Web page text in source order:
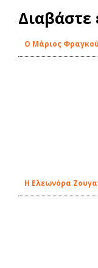
Διαβάστε
O Μάριος
Η Ελεωνόρα